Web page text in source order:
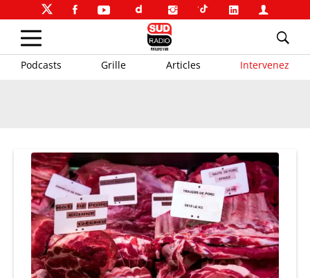
Podcasts Grille Articles Intervenez